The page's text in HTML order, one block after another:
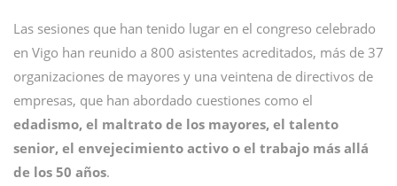
Las sesiones que han tenido lugar en el congreso celebrado
en Vigo han reunido a 800 asistentes acreditados, más de 37
organizaciones de mayores y una veintena de directivos de
empresas, que han abordado cuestiones como el
edadismo, el maltrato de los mayores, el talento
senior, el envejecimiento activo o el trabajo más allá
de los 50 años.